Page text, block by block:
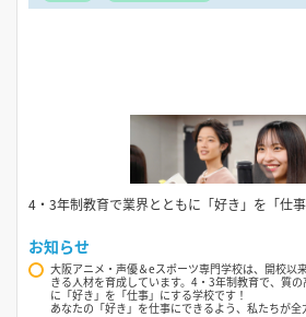
4・3年制教育で業界とともに「好き」を「仕
お知らせ
大阪アニメ・声優＆eスポーツ専門学校は、開校以
きる人材を育成しています。4・3年制教育で、質
に「好き」を「仕事」にする学校です！
あなたの「好き」を仕事にできるよう、私たちが全